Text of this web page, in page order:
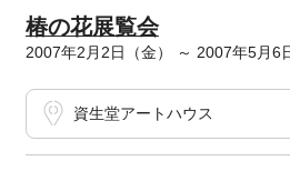
椿の花展覧会
2007年2月2日（金） ～ 2007年5月6
資生堂アートハウス